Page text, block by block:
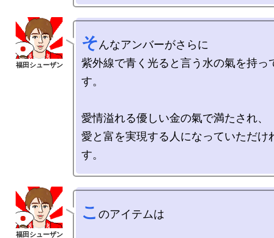
そんなアンバーがさらに
紫外線で青く光ると言う水の氣を持っ
す。
愛情溢れる優しい金の氣で満たされ、
愛と富を実現する人になっていただけ
こ のアイテムは